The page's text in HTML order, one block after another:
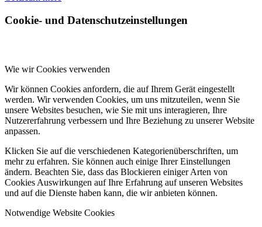
Cookie- und Datenschutzeinstellungen
Wie wir Cookies verwenden
Wir können Cookies anfordern, die auf Ihrem Gerät eingestellt
werden. Wir verwenden Cookies, um uns mitzuteilen, wenn Sie
unsere Websites besuchen, wie Sie mit uns interagieren, Ihre
Nutzererfahrung verbessern und Ihre Beziehung zu unserer Website
anpassen.
Klicken Sie auf die verschiedenen Kategorienüberschriften, um
mehr zu erfahren. Sie können auch einige Ihrer Einstellungen
ändern. Beachten Sie, dass das Blockieren einiger Arten von
Cookies Auswirkungen auf Ihre Erfahrung auf unseren Websites
und auf die Dienste haben kann, die wir anbieten können.
Notwendige Website Cookies